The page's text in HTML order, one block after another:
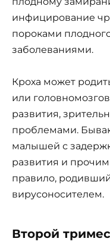
инфицирование
пороками
заболеваниями.
Кроха может
или
развития,
проблемами.
малышей с
развития и
правило,
вирусоносителем.
Второй